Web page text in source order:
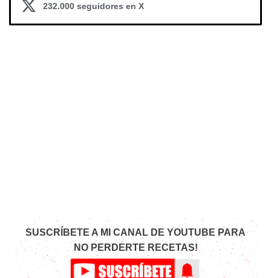
232.000 seguidores en X
SUSCRÍBETE A MI CANAL DE YOUTUBE PARA
NO PERDERTE RECETAS!